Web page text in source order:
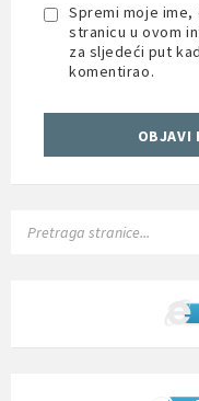
Spremi moje ime,
stranicu u ovom
za sljedeći put
komentirao.